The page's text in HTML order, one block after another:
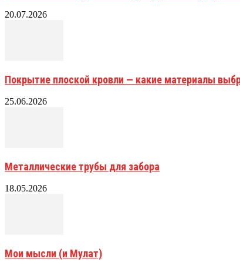
20.07.2026
Покрытие плоской кровли — какие материалы
25.06.2026
Металлические трубы для забора
18.05.2026
Мои мысли (и Мулат)